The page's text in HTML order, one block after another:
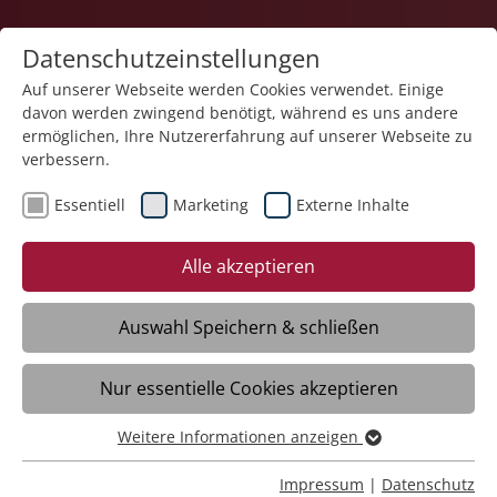
Teilhabe und Familie
Förder- und Betreuungsbereich
Leutkirch
Datenschutzeinstellungen
Auf unserer Webseite werden Cookies verwendet. Einige
davon werden zwingend benötigt, während es uns andere
ermöglichen, Ihre Nutzererfahrung auf unserer Webseite zu
verbessern.
Essentiell Marketing Externe Inhalte
Alle akzeptieren
Auswahl Speichern & schließen
Nur essentielle Cookies akzeptieren
Essentiell
Essentielle Cookies werden für grundlegende Funktionen
Weitere Informationen anzeigen
Impressum | Datenschutz